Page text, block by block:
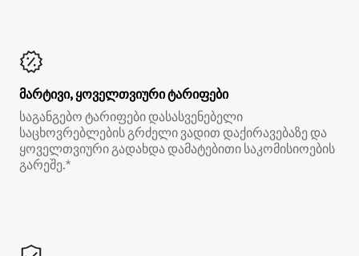
მარტივი, ყოველთვიური ტარიფები
საგანგებო ტარიფები დასასვენებელი
საცხოვრებლების გრძელი ვადით დაქირავებაზე და
ყოველთვიური გადახდა დამატებითი საკომისიოების
გარეშე.*